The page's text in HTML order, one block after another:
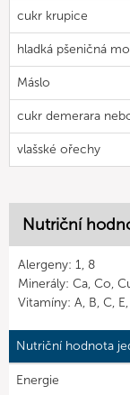
cukr krupice
hladká pšeničná
Máslo
cukr demerara
vlašské ořechy
Nutriční
Alergeny: 1, 8
Minerály: Ca, Co,
Vitamíny: A, B, C,
Nutriční hodnota
Energie